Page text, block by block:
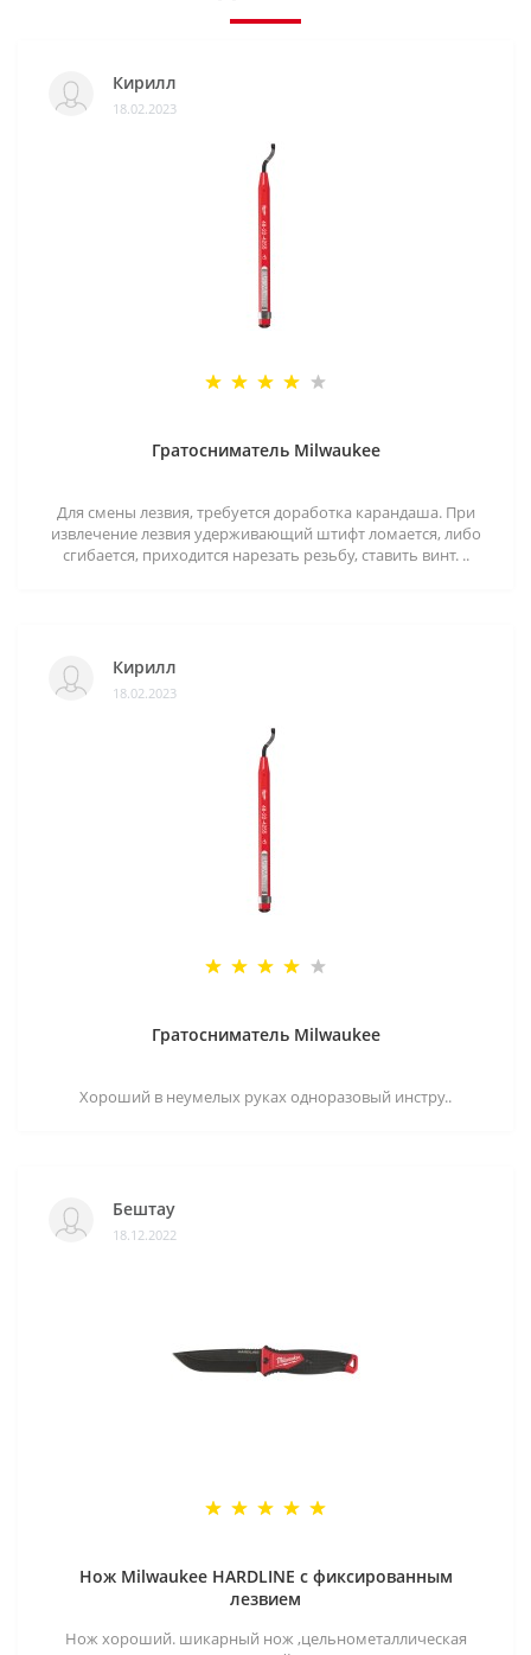
Кирилл
18.02.2023
Гратосниматель Milwaukee
Для смены лезвия, требуется доработка карандаша. При
извлечение лезвия удерживающий штифт ломается, либо
сгибается, приходится нарезать резьбу, ставить винт. ..
Кирилл
18.02.2023
Гратосниматель Milwaukee
Хороший в неумелых руках одноразовый инстру..
Бештау
18.12.2022
Нож Milwaukee HARDLINE с фиксированным
лезвием
Нож хороший. шикарный нож ,цельнометаллическая